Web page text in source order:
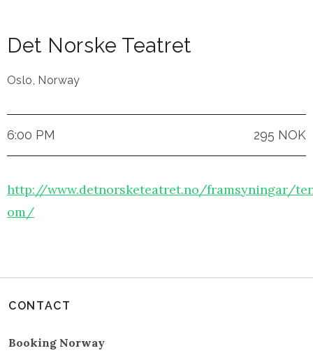
Det Norske Teatret
Oslo, Norway
6:00 PM 295 NOK
http://www.detnorsketeatret.no/framsyningar/
om/
CONTACT
Booking Norway